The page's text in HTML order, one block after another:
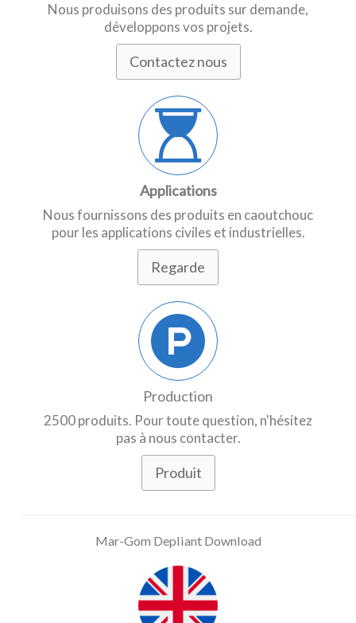
Nous produisons des produits sur demande,
développons vos projets.
Contactez nous
Applications
Nous fournissons des produits en caoutchouc
pour les applications civiles et industrielles.
Regarde
Production
2500 produits. Pour toute question, n'hésitez
pas à nous contacter.
Produit
Mar-Gom Depliant Download